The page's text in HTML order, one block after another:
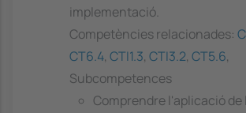
implementació.
Competències relacionades:
CT6.4, CTI1.3, CTI3.2, CT5.6,
Subcompetences
Comprendre l'aplicació de